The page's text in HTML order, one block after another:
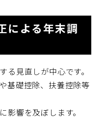
による年末調
る見直しが中心です。
基礎控除、扶養控除等
影響を及ぼします。